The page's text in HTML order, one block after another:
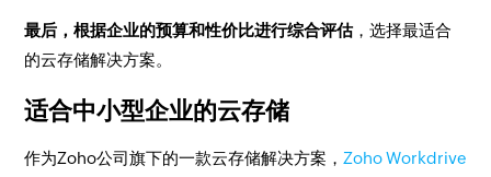
最后，根据企业的预算和性价比进行综合评估，选择最适合
的云存储解决方案。
适合中小型企业的云存储
作为Zoho公司旗下的一款云存储解决方案， Zoho Workdrive